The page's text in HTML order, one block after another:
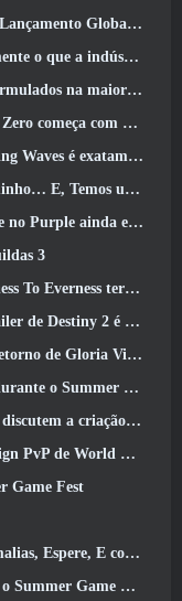
Global RF Online
de MMO precisa agora
do jogo nos últimos dez anos
no céu, E para a plataforma Steam
eventos de crossover de videogame
oficial de lançamento
ainda este ano
3
tão cedo, Mas eu estava errado
2 é um grito de guerra
sobreviverá na segunda vez?
Summer Game Fest
de batalha Lahai-Roi Mech
MMO de League Of Legends
Game Fest
‘secreta’ rastreia tudo
Game Fest